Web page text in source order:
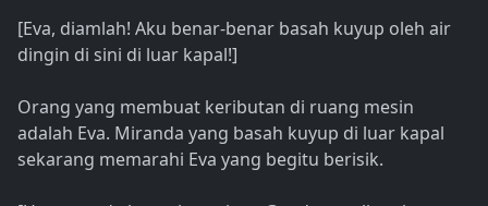
[Eva, diamlah! Aku benar-benar basah kuyup oleh air
dingin di sini di luar kapal!]
Orang yang membuat keributan di ruang mesin
adalah Eva. Miranda yang basah kuyup di luar kapal
sekarang memarahi Eva yang begitu berisik.